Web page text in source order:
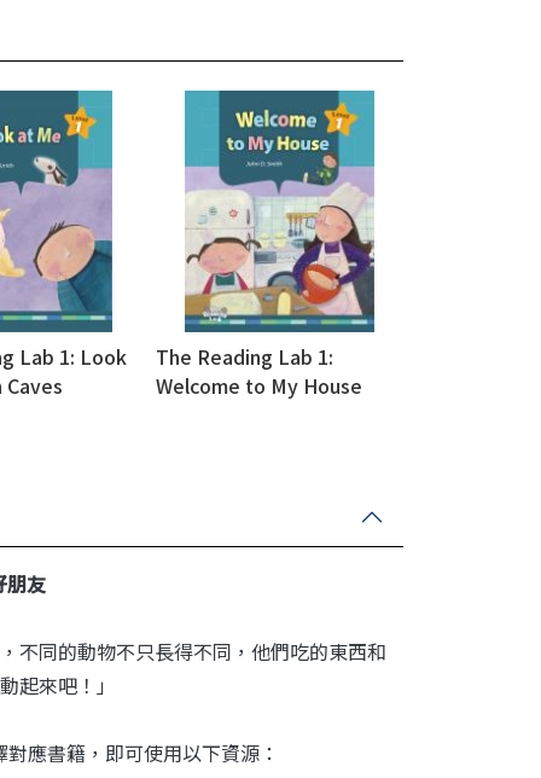
Lab 1: Look
The Reading Lab 1:
Welcome to My House
朋友
不同的動物不只長得不同，他們吃的東西和
起來吧！」
應書籍，即可使用以下資源：